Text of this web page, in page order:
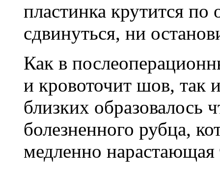
пластинка крутится
сдвинуться, ни
Как в
и кровоточит шов, так
близких образовалось
болезненного рубца,
медленно